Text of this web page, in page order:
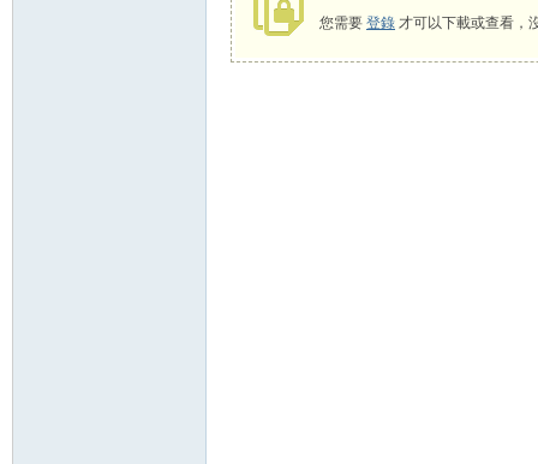
您需要 登錄 才可以下載或查看，